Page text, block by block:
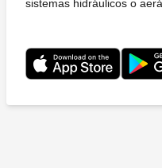
sistemas hidráulicos o